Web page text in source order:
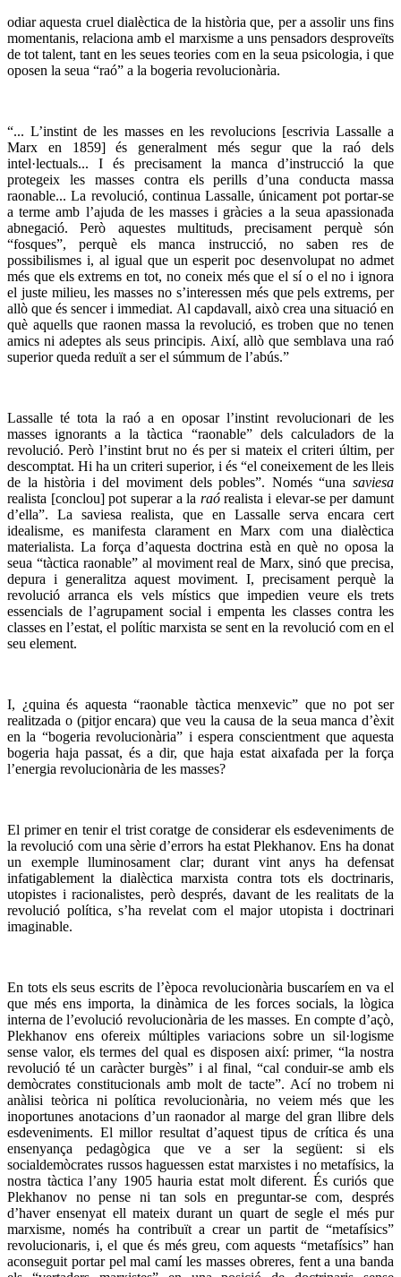
odiar aquesta cruel dialèctica de la història que, per a assolir uns fins
momentanis, relaciona amb el marxisme a uns pensadors desproveïts
de tot talent, tant en les seues teories com en la seua psicologia, i que
oposen la seua “raó” a la bogeria revolucionària.
“... L’instint de les masses en les revolucions [escrivia Lassalle a
Marx en 1859] és generalment més segur que la raó dels
intel·lectuals... I és precisament la manca d’instrucció la que
protegeix les masses contra els perills d’una conducta massa
raonable... La revolució, continua Lassalle, únicament pot portar-se
a terme amb l’ajuda de les masses i gràcies a la seua apassionada
abnegació. Però aquestes multituds, precisament perquè són
“fosques”, perquè els manca instrucció, no saben res de
possibilismes i, al igual que un esperit poc desenvolupat no admet
més que els extrems en tot, no coneix més que el sí o el no i ignora
el juste milieu, les masses no s’interessen més que pels extrems, per
allò que és sencer i immediat. Al capdavall, això crea una situació en
què aquells que raonen massa la revolució, es troben que no tenen
amics ni adeptes als seus principis. Així, allò que semblava una raó
superior queda reduït a ser el súmmum de l’abús.”
Lassalle té tota la raó a en oposar l’instint revolucionari de les
masses ignorants a la tàctica “raonable” dels calculadors de la
revolució. Però l’instint brut no és per si mateix el criteri últim, per
descomptat. Hi ha un criteri superior, i és “el coneixement de les lleis
de la història i del moviment dels pobles”. Només “una saviesa
realista [conclou] pot superar a la raórealista i elevar-se per damunt
d’ella”. La saviesa realista, que en Lassalle serva encara cert
idealisme, es manifesta clarament en Marx com una dialèctica
materialista. La força d’aquesta doctrina està en què no oposa la
seua “tàctica raonable” al moviment real de Marx, sinó que precisa,
depura i generalitza aquest moviment. I, precisament perquè la
revolució arranca els vels místics que impedien veure els trets
essencials de l’agrupament social i empenta les classes contra les
classes en l’estat, el polític marxista se sent en la revolució com en el
seu element.
I, ¿quina és aquesta “raonable tàctica menxevic” que no pot ser
realitzada o (pitjor encara) que veu la causa de la seua manca d’èxit
en la “bogeria revolucionària” i espera conscientment que aquesta
bogeria haja passat, és a dir, que haja estat aixafada per la força
l’energia revolucionària de les masses?
El primer en tenir el trist coratge de considerar els esdeveniments de
la revolució com una sèrie d’errors ha estat Plekhanov. Ens ha donat
un exemple lluminosament clar; durant vint anys ha defensat
infatigablement la dialèctica marxista contra tots els doctrinaris,
utopistes i racionalistes, però després, davant de les realitats de la
revolució política, s’ha revelat com el major utopista i doctrinari
imaginable.
En tots els seus escrits de l’època revolucionària buscaríem en va el
que més ens importa, la dinàmica de les forces socials, la lògica
interna de l’evolució revolucionària de les masses. En compte d’açò,
Plekhanov ens ofereix múltiples variacions sobre un sil·logisme
sense valor, els termes del qual es disposen així: primer, “la nostra
revolució té un caràcter burgès” i al final, “cal conduir-se amb els
demòcrates constitucionals amb molt de tacte”. Ací no trobem ni
anàlisi teòrica ni política revolucionària, no veiem més que les
inoportunes anotacions d’un raonador al marge del gran llibre dels
esdeveniments. El millor resultat d’aquest tipus de crítica és una
ensenyança pedagògica que ve a ser la següent: si els
socialdemòcrates russos haguessen estat marxistes i no metafísics, la
nostra tàctica l’any 1905 hauria estat molt diferent. És curiós que
Plekhanov no pense ni tan sols en preguntar-se com, després
d’haver ensenyat ell mateix durant un quart de segle el més pur
marxisme, només ha contribuït a crear un partit de “metafísics”
revolucionaris, i, el que és més greu, com aquests “metafísics” han
aconseguit portar pel mal camí les masses obreres, fent a una banda